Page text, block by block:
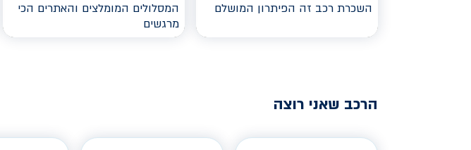
השכרת רכב זה הפיתרון המושלם
המסלולים המומלצים והאתרים הכי
מרגשים
הרכב שאני רוצה